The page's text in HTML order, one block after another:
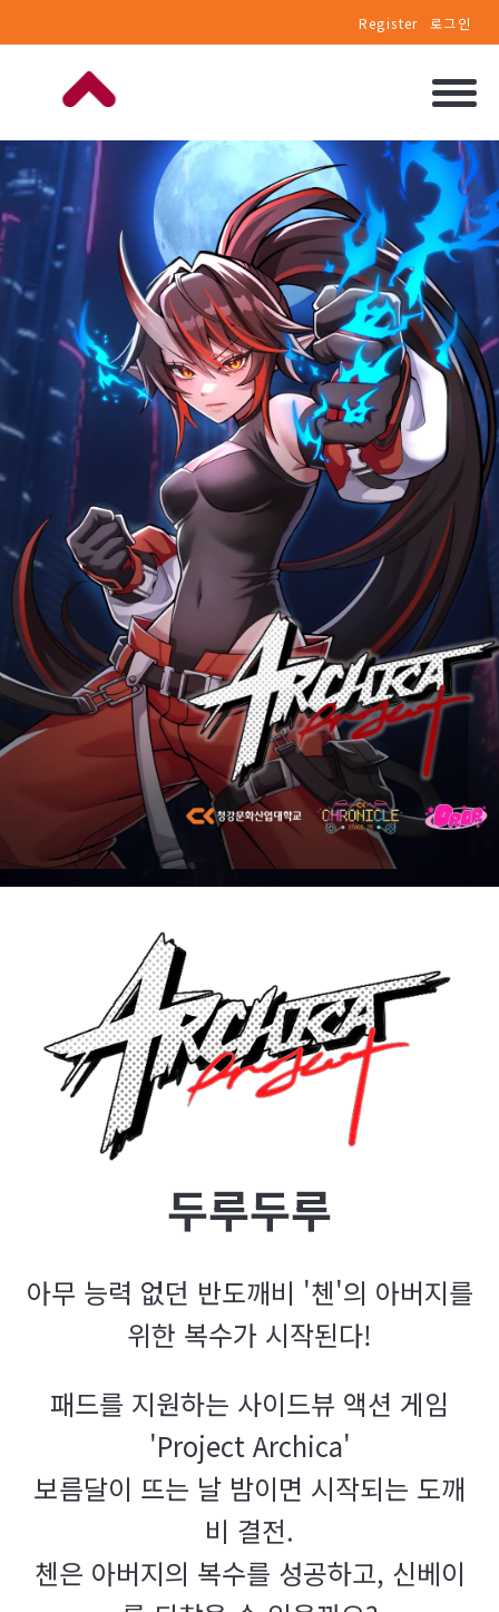
Register 로그인
두루두루
아무 능력 없던 반도깨비 '첸'의 아버지를
위한 복수가 시작된다!
패드를 지원하는 사이드뷰 액션 게임
'Project Archica'
보름달이 뜨는 날 밤이면 시작되는 도깨
비 결전.
첸은 아버지의 복수를 성공하고, 신베이